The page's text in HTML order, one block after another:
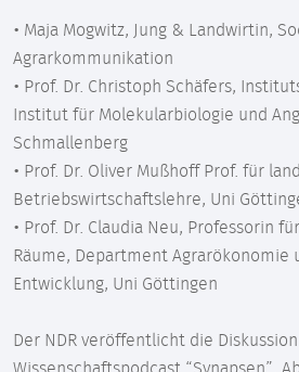
• Maja Mogwitz, Jung & Landwirtin,
Agrarkommunikation
• Prof. Dr. Christoph Schäfers,
Institut für Molekularbiologie und
Schmallenberg
• Prof. Dr. Oliver Mußhoff Prof. für
Betriebswirtschaftslehre, Uni
• Prof. Dr. Claudia Neu, Professorin
Räume, Department Agrarökonomie
Entwicklung, Uni Göttingen
Der NDR veröffentlicht die